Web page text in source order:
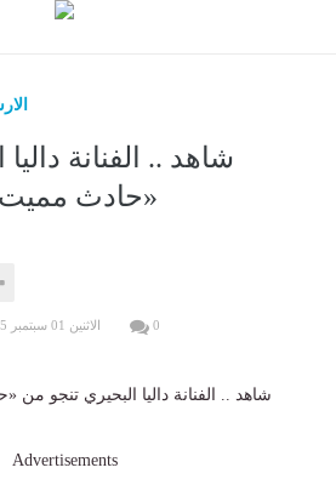
شاهد .. الفنانة
«حادث
الاثنين 01 سبتمبر 2025 02:28 مساءً 0
Advertisements